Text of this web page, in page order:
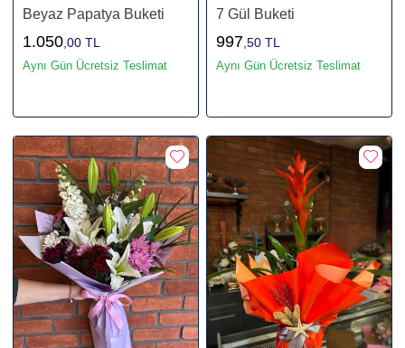
Beyaz Papatya Buketi
1.050 ,00 TL
Aynı Gün Ücretsiz Teslimat
7 Gül Buketi
997 ,50 TL
Aynı Gün Ücretsiz Teslimat